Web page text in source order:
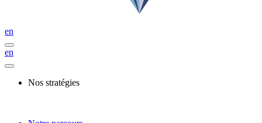
en
en
Nos stratégies